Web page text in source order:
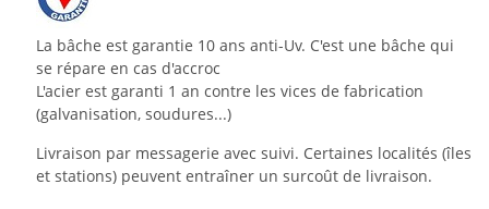
La bâche est garantie 10 ans anti-Uv. C'est une bâche qui
se répare en cas d'accroc
L'acier est garanti 1 an contre les vices de fabrication
(galvanisation, soudures...)
Livraison par messagerie avec suivi. Certaines localités (îles
et stations) peuvent entraîner un surcoût de livraison.